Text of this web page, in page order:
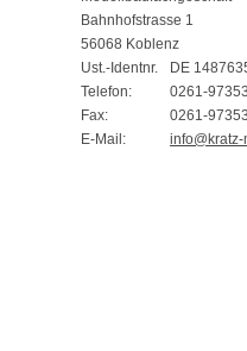
Bahnhofstrasse 1
56068 Koblenz
Ust.-Identnr.
DE
Telefon:
0261-
Fax:
0261-
E-Mail: